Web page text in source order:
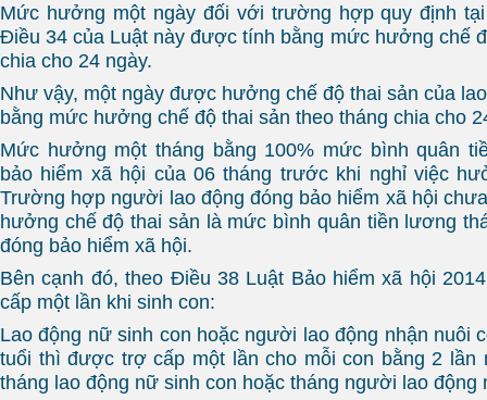
Mức hưởng một ngày đối với trường hợp quy định
Điều 34 của Luật này được tính bằng mức hưởng chế
chia cho 24 ngày.
Như vậy, một ngày được hưởng chế độ thai sản của
bằng mức hưởng chế độ thai sản theo tháng chia cho
Mức hưởng một tháng bằng 100% mức bình quân
bảo hiểm xã hội của 06 tháng trước khi nghỉ việc
Trường hợp người lao động đóng bảo hiểm xã hội
hưởng chế độ thai sản là mức bình quân tiền lương
đóng bảo hiểm xã hội.
Bên cạnh đó, theo Điều 38 Luật Bảo hiểm xã hội
cấp một lần khi sinh con:
Lao động nữ sinh con hoặc người lao động nhận nuôi
tuổi thì được trợ cấp một lần cho mỗi con bằng 2
tháng lao động nữ sinh con hoặc tháng người lao động